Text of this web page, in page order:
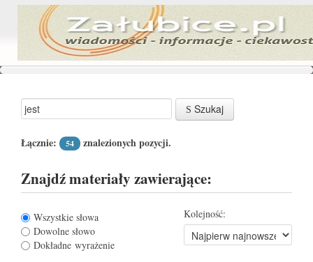
Szukaj
Łącznie: 54 znalezionych pozycji.
Znajdź materiały zawierające:
Wszystkie słowa
Dowolne słowo
Dokładne wyrażenie
Kolejność: